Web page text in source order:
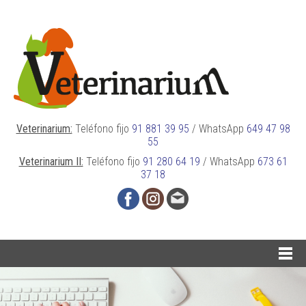
Veterinarium: Teléfono fijo 91 881 39 95 / WhatsApp 649 47 98
55
Veterinarium II: Teléfono fijo 91 280 64 19 / WhatsApp 673 61
37 18